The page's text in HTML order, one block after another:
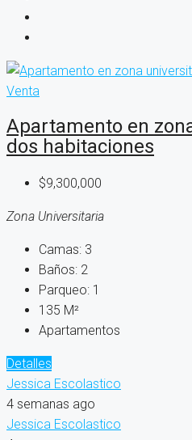
Venta
Apartamento en
dos habitaciones
$9,300,000
Zona Universitaria
Camas: 3
Baños: 2
Parqueo: 1
135 M²
Apartamentos
Detalles
Jessica Escolastico
4 semanas ago
Jessica Escolastico